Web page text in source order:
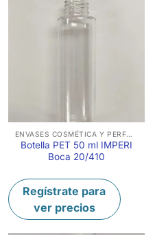
ENVASES COSMÉTICA Y PERFUMERÍA
Botella PET 50 ml IMPERI
Boca 20/410
Regístrate para
ver precios